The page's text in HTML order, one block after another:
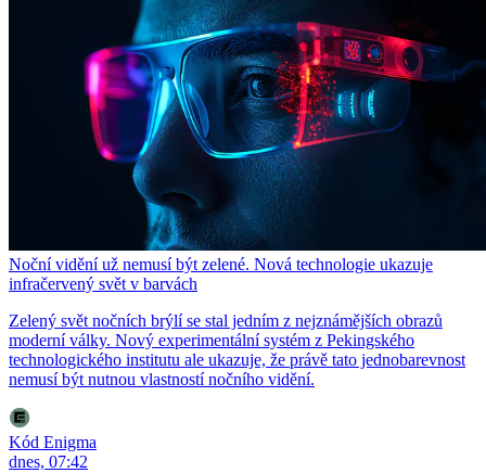
Noční vidění už nemusí být zelené. Nová technologie ukazuje
infračervený svět v barvách
Zelený svět nočních brýlí se stal jedním z nejznámějších obrazů
moderní války. Nový experimentální systém z Pekingského
technologického institutu ale ukazuje, že právě tato jednobarevnost
nemusí být nutnou vlastností nočního vidění.
Kód Enigma
dnes, 07:42